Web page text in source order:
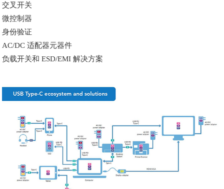
交叉开关
微控制器
身份验证
AC/DC 适配器元器件
负载开关和 ESD/EMI 解决方案